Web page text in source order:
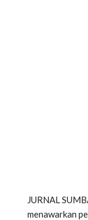
JURNAL
menawarkan